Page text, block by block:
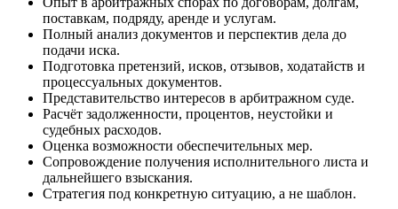
поставкам, подряду, аренде и услугам.
Полный анализ документов и перспектив дела до
подачи иска.
Подготовка претензий, исков, отзывов, ходатайств и
процессуальных документов.
Представительство интересов в арбитражном суде.
Расчёт задолженности, процентов, неустойки и
судебных расходов.
Оценка возможности обеспечительных мер.
Сопровождение получения исполнительного листа и
дальнейшего взыскания.
Стратегия под конкретную ситуацию, а не шаблон.